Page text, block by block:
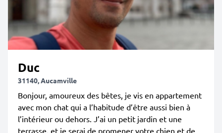
Duc
31140, Aucamville
Bonjour, amoureux des bêtes, je vis en appartement
avec mon chat qui a l’habitude d’être aussi bien à
l’intérieur ou dehors. J’ai un petit jardin et une
terrasse, et je serai de promener votre chien et de